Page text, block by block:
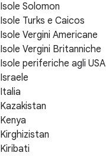
Isole Solomon
Isole Turks e Caicos
Isole Vergini Americane
Isole Vergini Britanniche
Isole periferiche agli USA
Israele
Italia
Kazakistan
Kenya
Kirghizistan
Kiribati